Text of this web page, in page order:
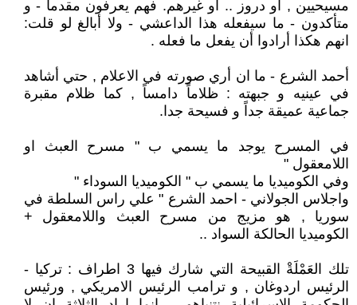
مسيحيين , او دروز .. أو غيرهم. فهم يعرفون مقدماً - و
متأكدون - ما سيفعله هذا الداعشي - ولا أبالغ لو قلت:
انهم هكذا أرادوا أن يفعل ما فعله .
أحمد الشرع - ما ان أري صورته في الاعلام , حتي أشاهد
في عينيه و جبهته : ظلاماً دامساً , كما ظلام مقبرة
جماعية عميقة جداً و فسيحة جدا.
في المسرح يوجد ما يسمي ب " مسرح العبث او
اللامعقول "
وفي الكوميديا ما يسمي ب " الكوميديا السوداء "
واجلاس الجولاني - احمد الشرع " علي راس السلطة في
سوريا , هو مزيج من مسرح العبث واللامعقول +
الكوميديا الحالكة السواد ..
تلك العَمْلَةْ القبيحة التي شارك فيها 3 اطراف : تركيا -
الرئيس اردوغان , و ترامب الرئيس الامريكي , ورئيس